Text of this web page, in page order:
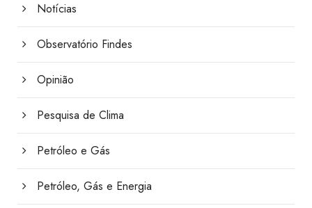
Notícias
Observatório Findes
Opinião
Pesquisa de Clima
Petróleo e Gás
Petróleo, Gás e Energia